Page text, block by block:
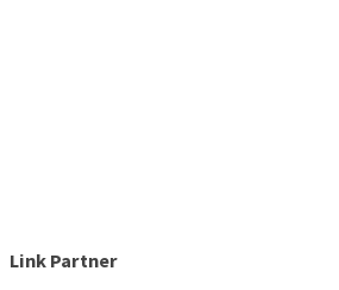
Link Partner